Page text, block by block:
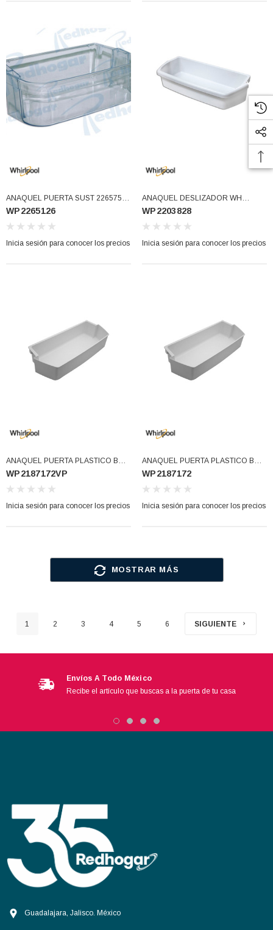
ANAQUEL PUERTA SUST 2265757
W10366248, 2264470, 2266150,
2324273, 2328524 2265126 Usar
W10908848 (WP2265126)
WP2265126
Inicia sesión para conocer los precios
ANAQUEL DESLIZADOR WH
2203828 (WP2203828)
WP2203828
Inicia sesión para conocer los precios
ANAQUEL PUERTA PLASTICO BCO
2187172K USAR WP2187172
(WP2187172VP)
WP2187172VP
Inicia sesión para conocer los precios
ANAQUEL PUERTA PLASTICO BCO
2187172K WP2187172VP
(WP2187172)
WP2187172
Inicia sesión para conocer los precios
MOSTRAR MÁS
1 2 3 4 5 6 SIGUIENTE
Envíos A Todo México
Recibe el artículo que buscas a la puerta de tu casa
Guadalajara, Jalisco. México